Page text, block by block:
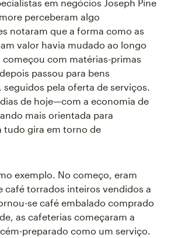
em negócios Joseph Pine
perceberam algo
notaram que a forma como as
valor havia mudado ao longo
com matérias-primas
passou para bens
pela oferta de serviços.
de hoje—com a economia de
mais orientada para
tudo gira em torno de
exemplo. No começo, eram
café torrados inteiros vendidos a
se café embalado comprado
as cafeterias começaram a
preparado como um serviço.